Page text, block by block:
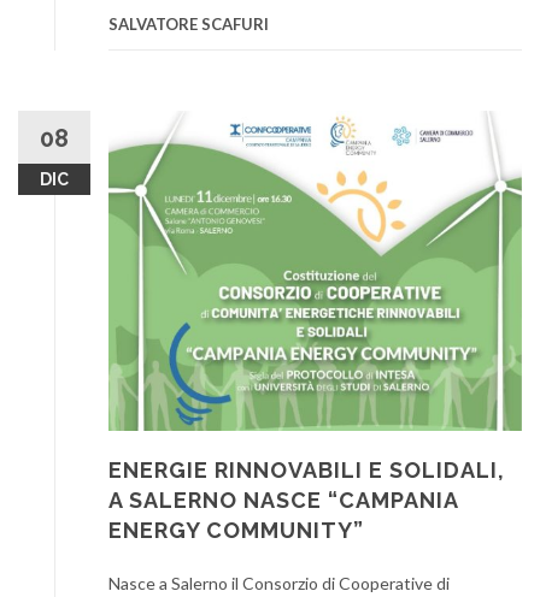
SALVATORE SCAFURI
08
DIC
ENERGIE RINNOVABILI E SOLIDALI,
A SALERNO NASCE “CAMPANIA
ENERGY COMMUNITY”
Nasce a Salerno il Consorzio di Cooperative di